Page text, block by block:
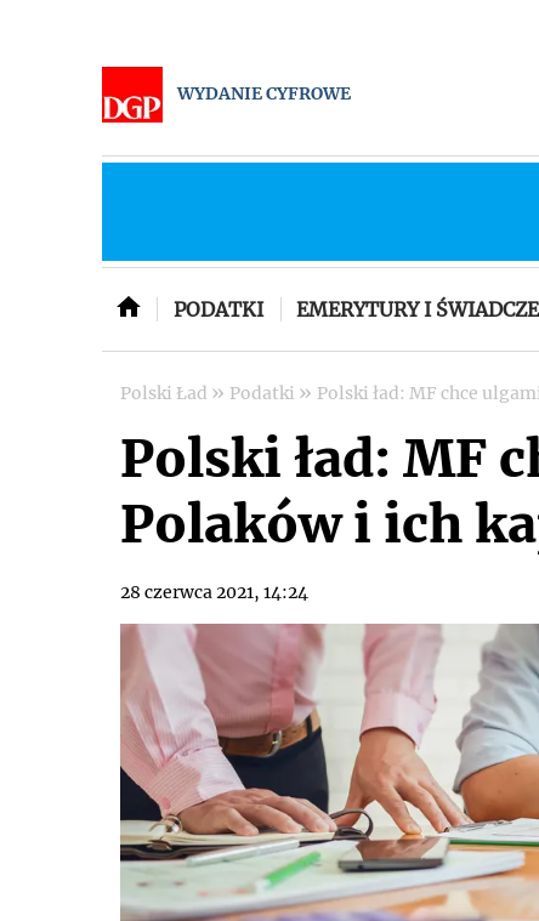
WYDANIE CYFROWE
PODATKI EMERYTURY I
Polski Ład » Podatki » Polski ład: MF chce
Polski ład: MF
Polaków i ich
28 czerwca 2021, 14:24